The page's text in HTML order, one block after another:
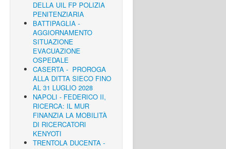
DELLA UIL FP POLIZIA
PENITENZIARIA
BATTIPAGLIA -
AGGIORNAMENTO
SITUAZIONE
EVACUAZIONE
OSPEDALE
CASERTA - PROROGA
ALLA DITTA SIECO FINO
AL 31 LUGLIO 2028
NAPOLI - FEDERICO II,
RICERCA: IL MUR
FINANZIA LA MOBILITÀ
DI RICERCATORI
KENYOTI
TRENTOLA DUCENTA -